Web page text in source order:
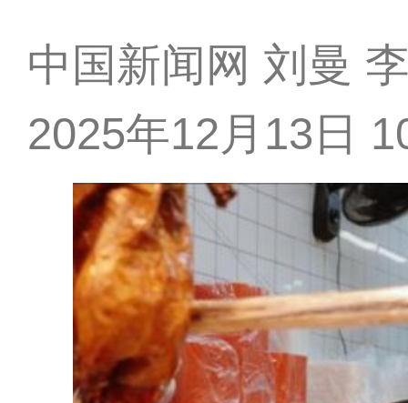
中国新闻网 刘曼
2025年12月13日